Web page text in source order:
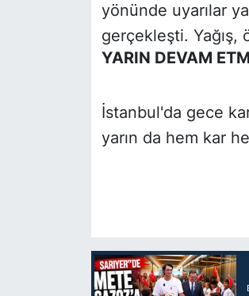
yönünde uyarılar
gerçekleşti. Yağış,
YARIN DEVAM
İstanbul'da gece
yarın da hem kar
TEKNOLOJİ
VİDEO GALERİ